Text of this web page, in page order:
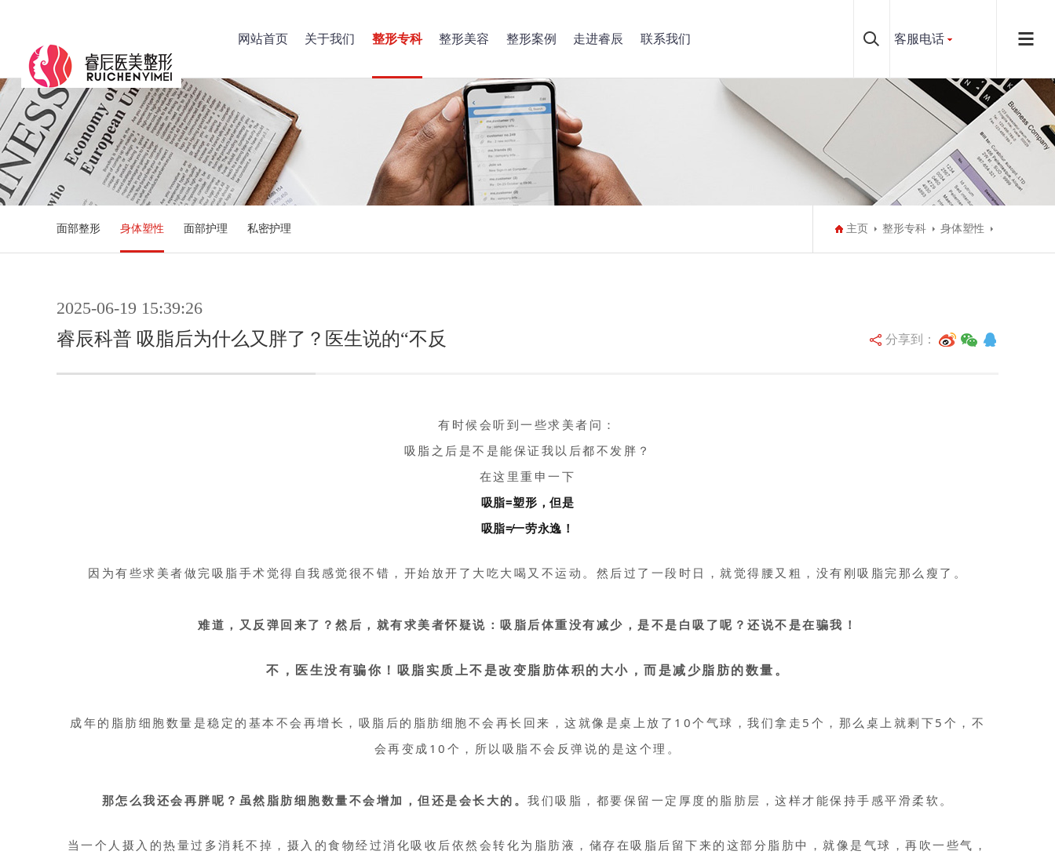
网站首页 关于我们 整形专科 整形美容 整形案例 走进睿辰 联系我们 客服电话
面部整形 身体塑性 面部护理 私密护理 主页 整形专科 身体塑性
2025-06-19 15:39:26
睿辰科普 吸脂后为什么又胖了？医生说的“不反 分享到：
有时候会听到一些求美者问：
吸脂之后是不是能保证我以后都不发胖？
在这里重申一下
吸脂=塑形，但是
吸脂≠一劳永逸！
因为有些求美者做完吸脂手术觉得自我感觉很不错，开始放开了大吃大喝又不运动。然后过了一段时日，就觉得腰又粗，没有刚吸脂完那么瘦了。
难道，又反弹回来了？然后，就有求美者怀疑说：吸脂后体重没有减少，是不是白吸了呢？还说不是在骗我！
不，医生没有骗你！ 吸脂实质上不是改变脂肪体积的大小，而是减少脂肪的数量。
成年的脂肪细胞数量是稳定的基本不会再增长，吸脂后的脂肪细胞不会再长回来，这就像是桌上放了10个气球，我们拿走5个，那么桌上就剩下5个，不
会再变成10个，所以吸脂不会反弹说的是这个理。
那怎么我还会再胖呢？虽然脂肪细胞数量不会增加，但还是会长大的。 我们吸脂，都要保留一定厚度的脂肪层，这样才能保持手感平滑柔软。
当一个人摄入的热量过多消耗不掉，摄入的食物经过消化吸收后依然会转化为脂肪液，储存在吸脂后留下来的这部分脂肪中，就像是气球，再吹一些气，